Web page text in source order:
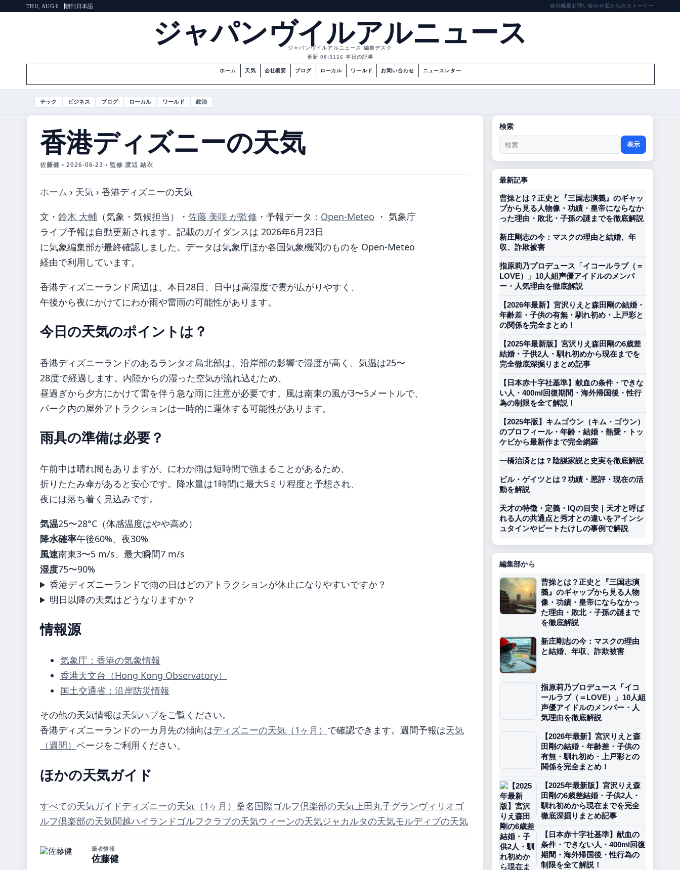
THU, AUG 6 朝刊 日本語 会社概要お問い合わせ私たちのストーリー
ジャパンヴイルアルニュース
ジャパンヴイルアルニュース 編集デスク
更新 08:31 16 本日の記事
ホーム 天気 会社概要 ブログ ローカル ワールド お問い合わせ ニュースレター
テック ビジネス ブログ ローカル ワールド 政治
香港ディズニーの天気
佐藤健 • 2026-06-23 • 監修 渡辺 結衣
ホーム › 天気 › 香港ディズニーの天気
文・ 鈴木 大輔 （気象・気候担当） ・ 佐藤 美咲 が監修 ・ 予報データ： Open-Meteo ・ 気象庁
ライブ予報は自動更新されます。記載のガイダンスは 2026年6月23日
に気象編集部が最終確認しました。データは気象庁ほか各国気象機関のものを Open-Meteo
経由で利用しています。
香港ディズニーランド周辺は、本日28日、日中は高湿度で雲が広がりやすく、
午後から夜にかけてにわか雨や雷雨の可能性があります。
今日の天気のポイントは？
香港ディズニーランドのあるランタオ島北部は、沿岸部の影響で湿度が高く、気温は25〜
28度で経過します。内陸からの湿った空気が流れ込むため、
昼過ぎから夕方にかけて雷を伴う急な雨に注意が必要です。風は南東の風が3〜5メートルで、
パーク内の屋外アトラクションは一時的に運休する可能性があります。
雨具の準備は必要？
午前中は晴れ間もありますが、にわか雨は短時間で強まることがあるため、
折りたたみ傘があると安心です。降水量は1時間に最大5ミリ程度と予想され、
夜には落ち着く見込みです。
気温25〜28°C（体感温度はやや高め）
降水確率午後60%、夜30%
風速南東3〜5 m/s、最大瞬間7 m/s
湿度75〜90%
香港ディズニーランドで雨の日はどのアトラクションが休止になりやすいですか？
明日以降の天気はどうなりますか？
情報源
気象庁：香港の気象情報
香港天文台（Hong Kong Observatory）
国土交通省：沿岸防災情報
その他の天気情報は天気ハブをご覧ください。
香港ディズニーランドの一カ月先の傾向はディズニーの天気（1ヶ月） で確認できます。週間予報は天気
（週間） ページをご利用ください。
ほかの天気ガイド
すべての天気ガイドディズニーの天気（1ヶ月） 桑名国際ゴルフ倶楽部の天気上田丸子グランヴィリオゴ
ルフ倶楽部の天気関越ハイランドゴルフクラブの天気ウィーンの天気ジャカルタの天気モルディブの天気
筆者情報
佐藤健
検索
表示
最新記事
曹操とは？正史と『三国志演義』のギャッ
プから見る人物像・功績・皇帝にならなか
った理由・敗北・子孫の謎までを徹底解説
新庄剛志の今：マスクの理由と結婚、年
収、詐欺被害
指原莉乃プロデュース「イコールラブ（＝
LOVE）」10人組声優アイドルのメンバ
ー・人気理由を徹底解説
【2026年最新】宮沢りえと森田剛の結婚・
年齢差・子供の有無・馴れ初め・上戸彩と
の関係を完全まとめ！
【2025年最新版】宮沢りえ森田剛の6歳差
結婚・子供2人・馴れ初めから現在までを
完全徹底深掘りまとめ記事
【日本赤十字社基準】献血の条件・できな
い人・400ml回復期間・海外帰国後・性行
為の制限を全て解説！
【2025年版】キムゴウン（キム・ゴウン）
のプロフィール・年齢・結婚・熱愛・トッ
ケビから最新作まで完全網羅
一橋治済とは？陰謀家説と史実を徹底解説
ビル・ゲイツとは？功績・悪評・現在の活
動を解説
天才の特徴・定義・IQの目安｜天才と呼ば
れる人の共通点と秀才との違いをアインシ
ュタインやビートたけしの事例で解説
編集部から
曹操とは？正史と『三国志演
義』のギャップから見る人物
像・功績・皇帝にならなかっ
た理由・敗北・子孫の謎まで
を徹底解説
新庄剛志の今：マスクの理由
と結婚、年収、詐欺被害
指原莉乃プロデュース「イコ
ールラブ（＝LOVE）」10人組
声優アイドルのメンバー・人
気理由を徹底解説
【2026年最新】宮沢りえと森
田剛の結婚・年齢差・子供の
有無・馴れ初め・上戸彩との
関係を完全まとめ！
【2025年最新版】宮沢りえ森
田剛の6歳差結婚・子供2人・
馴れ初めから現在までを完全
徹底深掘りまとめ記事
【日本赤十字社基準】献血の
条件・できない人・400ml回復
期間・海外帰国後・性行為の
制限を全て解説！